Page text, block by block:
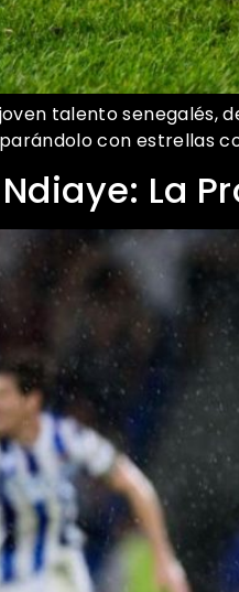
talento senegalés,
con estrellas
La